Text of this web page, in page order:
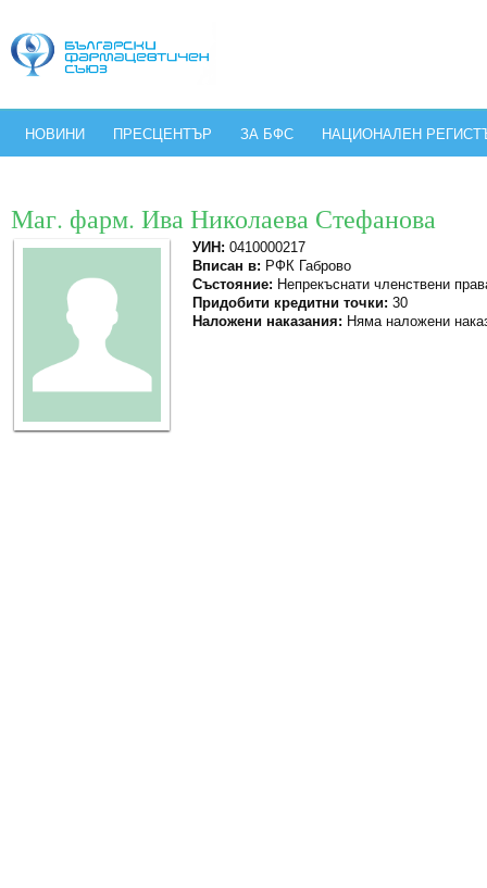
НОВИНИ ПРЕСЦЕНТЪР ЗА БФС НАЦИОНАЛЕН
Маг. фарм. Ива Николаева Стефанова
УИН: 0410000217
Вписан в: РФК Габрово
Състояние: Непрекъснати членствени
Придобити кредитни точки: 30
Наложени наказания: Няма наложени